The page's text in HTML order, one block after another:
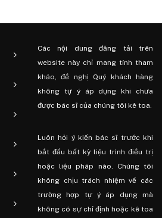
Các nội dung đăng tải trên
website này chỉ mang tính tham
khảo, đề nghị Quý khách hàng
không tự ý áp dụng khi chưa
được bác sĩ của chúng tôi kê toa.
Luôn hỏi ý kiến ​​bác sĩ trước khi
bắt đầu bất kỳ liệu trình điều trị
hoặc liệu pháp nào. Chúng tôi
không chịu trách nhiệm về các
trường hợp tự ý áp dụng mà
không có sự chỉ định hoặc kê toa